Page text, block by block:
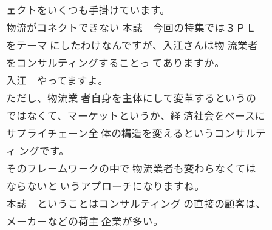
ェクトをいくつも手掛けています。
物流がコネクトできない 本誌 今回の特集では３ＰＬ
をテーマ にしたわけなんですが、入江さんは物 流業者
をコンサルティングすることっ てありますか。
入江 やってますよ。
ただし、物流業 者自身を主体にして変革するというの
ではなくて、マーケットというか、経 済社会をベースに
サプライチェーン全 体の構造を変えるというコンサルテ
ィ ングです。
そのフレームワークの中で 物流業者も変わらなくては
ならないと いうアプローチになりますね。
本誌 ということはコンサルティング の直接の顧客は、
メーカーなどの荷主 企業が多い。